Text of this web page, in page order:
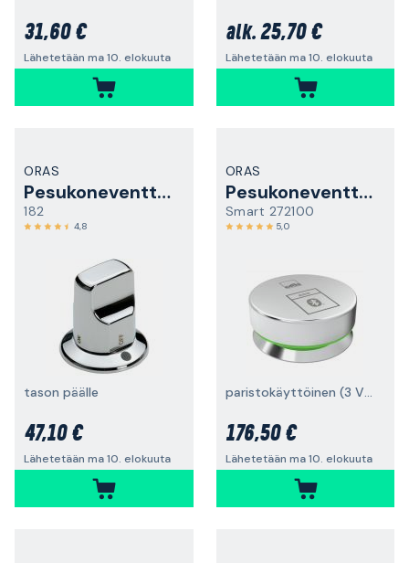
31,60 €
Lähetetään ma 10. elokuuta
alk. 25,70 €
Lähetetään ma 10. elokuuta
ORAS
Pesukoneventtiili
182
4,8
tason päälle
47,10 €
Lähetetään ma 10. elokuuta
ORAS
Pesukoneventtiili
Smart 272100
5,0
paristokäyttöinen (3 V), Bluetooth
176,50 €
Lähetetään ma 10. elokuuta